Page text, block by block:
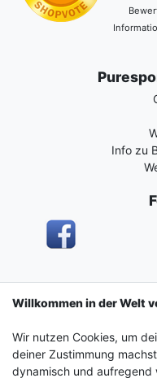
Info zu
Impressum
Willkommen in der Welt
Wir nutzen Cookies, um
deiner Zustimmung
dynamisch und aufregend